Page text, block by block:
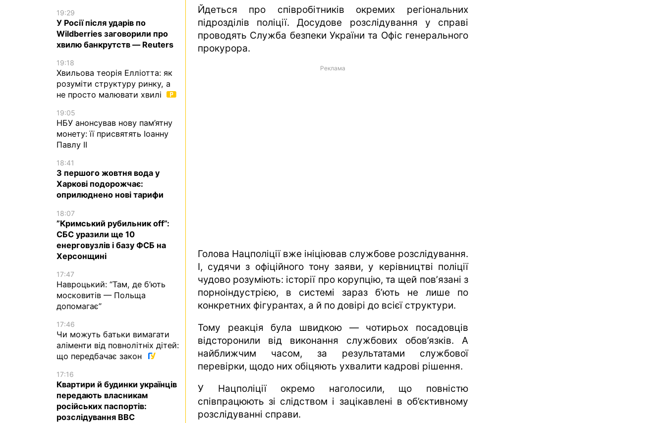
Йдеться про співробітників окремих регіональних
підрозділів поліції. Досудове розслідування у справі
проводять Служба безпеки України та Офіс генерального
прокурора.
Реклама
Голова Нацполіції вже ініціював службове розслідування.
І, судячи з офіційного тону заяви, у керівництві поліції
чудово розуміють: історії про корупцію, та щей повʼязані з
порноіндустрією, в системі зараз б’ють не лише по
конкретних фігурантах, а й по довірі до всієї структури.
Тому реакція була швидкою — чотирьох посадовців
відсторонили від виконання службових обов’язків. А
найближчим часом, за результатами службової
перевірки, щодо них обіцяють ухвалити кадрові рішення.
У Нацполіції окремо наголосили, що повністю
співпрацюють зі слідством і зацікавлені в об’єктивному
розслідуванні справи.
19:29
У Росії після ударів по
Wildberries заговорили про
хвилю банкрутств — Reuters
19:18
Хвильова теорія Елліотта: як
розуміти структуру ринку, а
не просто малювати хвилі
19:05
НБУ анонсував нову пам’ятну
монету: її присвятять Іоанну
Павлу II
18:41
З першого жовтня вода у
Харкові подорожчає:
оприлюднено нові тарифи
18:07
”Кримський рубильник off”:
СБС уразили ще 10
енерговузлів і базу ФСБ на
Херсонщині
17:47
Навроцький: “Там, де б’ють
московитів — Польща
допомагає”
17:46
Чи можуть батьки вимагати
аліменти від повнолітніх дітей:
що передбачає закон
17:16
Квартири й будинки українців
передають власникам
російських паспортів:
розслідування BBC